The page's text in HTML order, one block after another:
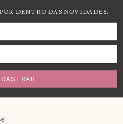
DENTRO DAS NOVIDADES.